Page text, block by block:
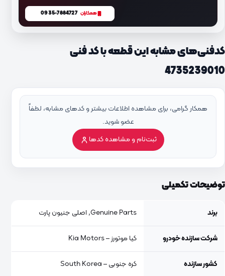
همکاران 0935-7884727
کدفنی‌های مشابه این قطعه با کد فنی
4735239010
همکار گرامی، برای مشاهده اطلاعات بیشتر و کدهای مشابه، لطفاً
عضو شوید.
ثبت‌نام و مشاهده کدها
توضیحات تکمیلی
برند Genuine Parts, اصلی جنیون پارت
شرکت سازنده خودرو کیا موتورز – Kia Motors
کشور سازنده کره جنوبی – South Korea